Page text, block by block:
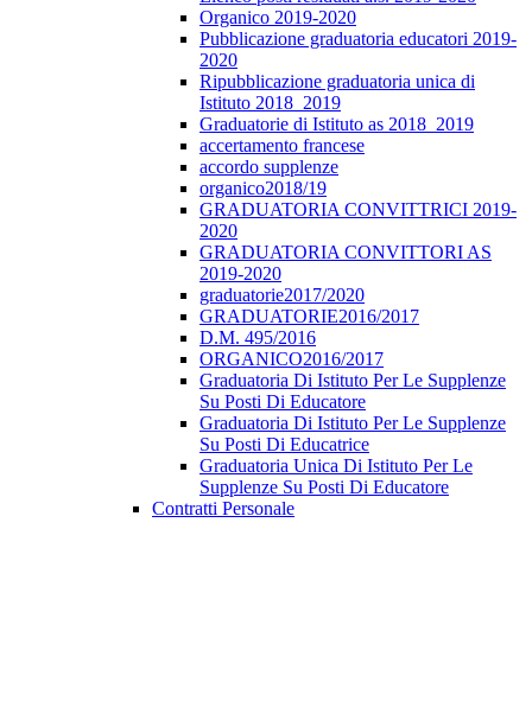
Organico 2019-2020
Pubblicazione graduatoria educatori 2019-
2020
Ripubblicazione graduatoria unica di
Istituto 2018_2019
Graduatorie di Istituto as 2018_2019
accertamento francese
accordo supplenze
organico2018/19
GRADUATORIA CONVITTRICI 2019-
2020
GRADUATORIA CONVITTORI AS
2019-2020
graduatorie2017/2020
GRADUATORIE2016/2017
D.M. 495/2016
ORGANICO2016/2017
Graduatoria Di Istituto Per Le Supplenze
Su Posti Di Educatore
Graduatoria Di Istituto Per Le Supplenze
Su Posti Di Educatrice
Graduatoria Unica Di Istituto Per Le
Supplenze Su Posti Di Educatore
Contratti Personale